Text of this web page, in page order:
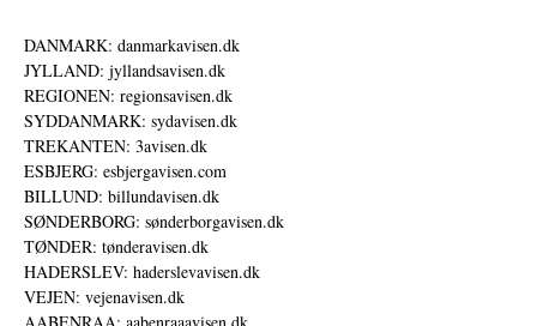
DANMARK: danmarkavisen.dk
JYLLAND: jyllandsavisen.dk
REGIONEN: regionsavisen.dk
SYDDANMARK: sydavisen.dk
TREKANTEN: 3avisen.dk
ESBJERG: esbjergavisen.com
BILLUND: billundavisen.dk
SØNDERBORG: sønderborgavisen.dk
TØNDER: tønderavisen.dk
HADERSLEV: haderslevavisen.dk
VEJEN: vejenavisen.dk
AABENRAA: aabenraaavisen.dk